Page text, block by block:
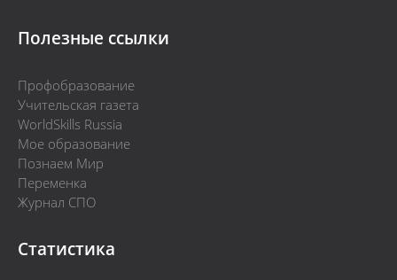
Полезные ссылки
Профобразование
Учительская газета
WorldSkills Russia
Мое образование
Познаем Мир
Переменка
Журнал СПО
Статистика